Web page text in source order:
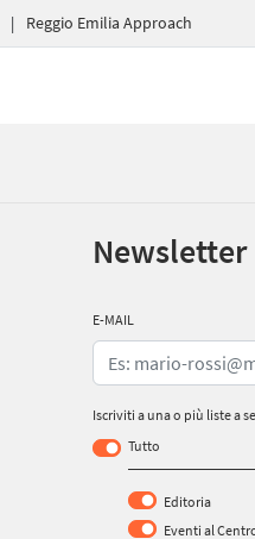
| Reggio Emilia Approach
Newsletter
E-MAIL
Iscriviti a una o più liste a
Tutto
Editoria
Eventi al